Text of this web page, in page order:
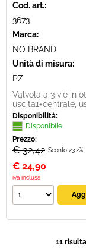
Cod. art.:
3673
Marca:
NO BRAND
Unità di misura:
PZ
Valvola a 3 vie in
uscita1+centrale,
Disponibilità:
Disponibile
Prezzo:
€ 32,42 Sconto 23.2%
€ 24,90
iva inclusa
11